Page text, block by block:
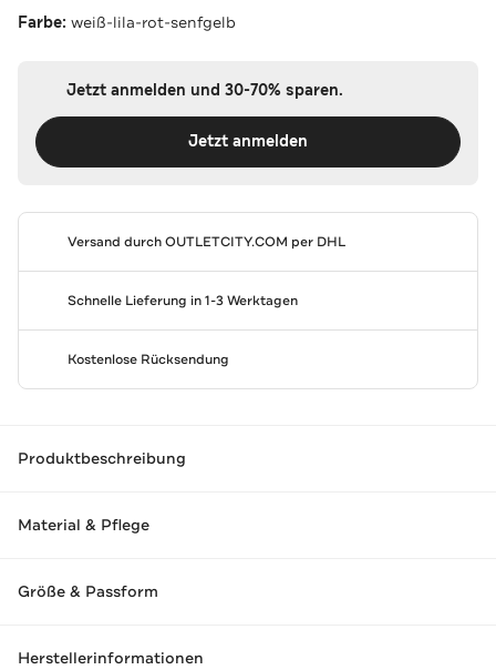
Farbe: weiß-lila-rot-senfgelb
Jetzt anmelden und 30-70% sparen.
Jetzt anmelden
Versand durchOUTLETCITY.COM per DHL
Schnelle Lieferung in 1-3 Werktagen
Kostenlose Rücksendung
Produktbeschreibung
Material & Pflege
Größe & Passform
Herstellerinformationen